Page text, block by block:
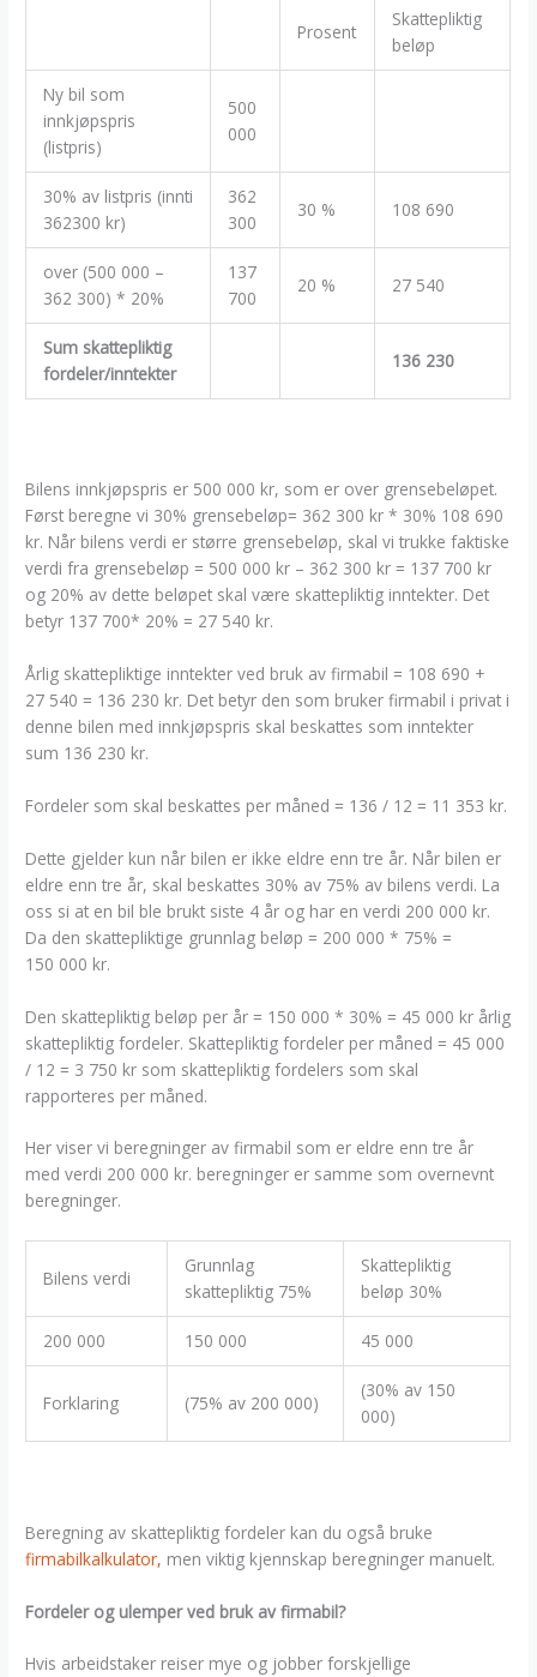
Prosent
Skattepliktig
beløp
Ny bil som
innkjøpspris
(listpris)
500
000
30% av listpris (innti
362300 kr)
362
300
30 % 108 690
over (500 000 –
362 300) * 20%
137
700
20 % 27 540
Sum skattepliktig
fordeler/inntekter
136 230
Bilens innkjøpspris er 500 000 kr, som er over grensebeløpet.
Først beregne vi 30% grensebeløp= 362 300 kr * 30% 108 690
kr. Når bilens verdi er større grensebeløp, skal vi trukke faktiske
verdi fra grensebeløp = 500 000 kr – 362 300 kr = 137 700 kr
og 20% av dette beløpet skal være skattepliktig inntekter. Det
betyr 137 700* 20% = 27 540 kr.
Årlig skattepliktige inntekter ved bruk av firmabil = 108 690 +
27 540 = 136 230 kr. Det betyr den som bruker firmabil i privat i
denne bilen med innkjøpspris skal beskattes som inntekter
sum 136 230 kr.
Fordeler som skal beskattes per måned = 136 / 12 = 11 353 kr.
Dette gjelder kun når bilen er ikke eldre enn tre år. Når bilen er
eldre enn tre år, skal beskattes 30% av 75% av bilens verdi. La
oss si at en bil ble brukt siste 4 år og har en verdi 200 000 kr.
Da den skattepliktige grunnlag beløp = 200 000 * 75% =
150 000 kr.
Den skattepliktig beløp per år = 150 000 * 30% = 45 000 kr årlig
skattepliktig fordeler. Skattepliktig fordeler per måned = 45 000
/ 12 = 3 750 kr som skattepliktig fordelers som skal
rapporteres per måned.
Her viser vi beregninger av firmabil som er eldre enn tre år
med verdi 200 000 kr. beregninger er samme som overnevnt
beregninger.
Bilens verdi
Grunnlag
skattepliktig 75%
Skattepliktig
beløp 30%
200 000 150 000 45 000
Forklaring (75% av 200 000)
(30% av 150
000)
Beregning av skattepliktig fordeler kan du også bruke
firmabilkalkulator, men viktig kjennskap beregninger manuelt.
Fordeler og ulemper ved bruk av firmabil?
Hvis arbeidstaker reiser mye og jobber forskjellige